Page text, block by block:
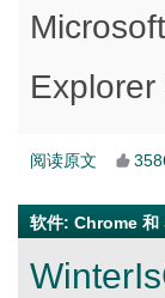
阅读原文
软件: Chrome 和